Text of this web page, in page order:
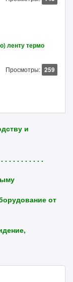
ленту термо
Просмотры: 259
и
. . . . . . . . .
от